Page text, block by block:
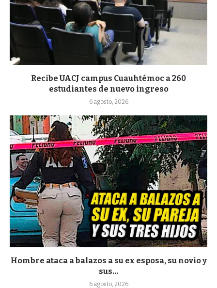
Recibe UACJ campus Cuauhtémoc a 260
estudiantes de nuevo ingreso
6 agosto, 2026
Hombre ataca a balazos a su ex esposa, su novio y
sus...
6 agosto, 2026